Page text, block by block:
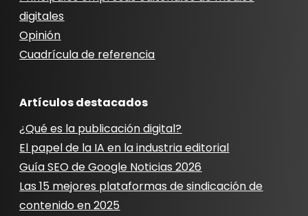
digitales
Opinión
Cuadrícula de referencia
Artículos destacados
¿Qué es la publicación digital?
El papel de la IA en la industria editorial
Guía SEO de Google Noticias 2026
Las 15 mejores plataformas de sindicación de
contenido en 2025